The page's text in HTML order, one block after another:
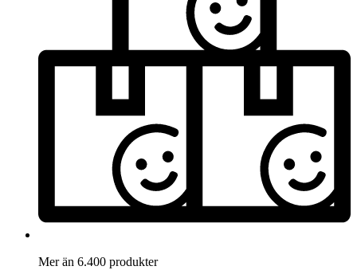
Mer än 6.400 produkter